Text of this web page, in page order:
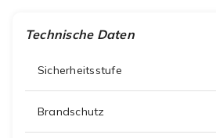
Technische Daten
Sicherheitsstufe
Brandschutz